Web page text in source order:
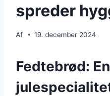
spreder
Af 19. december 2024
Fedtebrød: